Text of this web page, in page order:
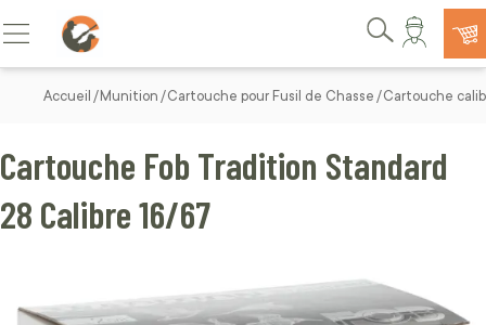
Allez au contenu
Basculer la navigation
Rechercher
Accueil Munition Cartouche pour Fusil de Chasse Cartouche
Cartouche Fob Tradition Standard
28 Calibre 16/67